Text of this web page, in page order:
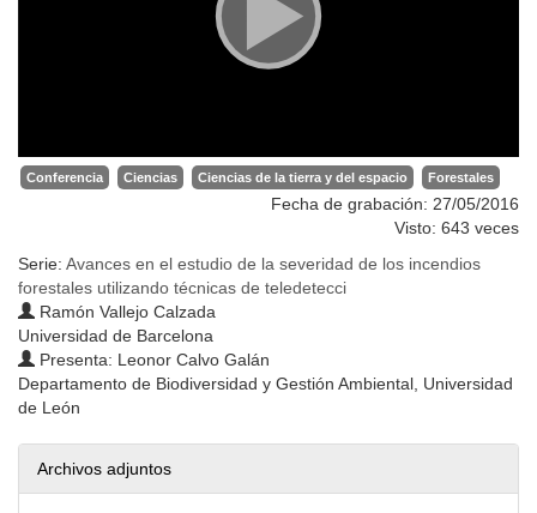
Conferencia Ciencias Ciencias de la tierra y del espacio Forestales
Fecha de grabación: 27/05/2016
Visto: 643 veces
Serie: Avances en el estudio de la severidad de los incendios
forestales utilizando técnicas de teledetecci
Ramón Vallejo Calzada
Universidad de Barcelona
Presenta: Leonor Calvo Galán
Departamento de Biodiversidad y Gestión Ambiental, Universidad
de León
Archivos adjuntos